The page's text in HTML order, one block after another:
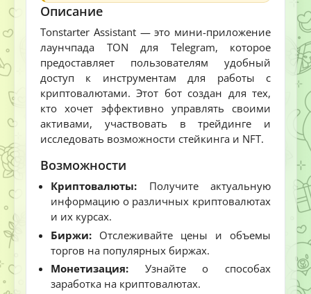
Описание
Tonstarter Assistant — это мини-приложение
лаунчпада TON для Telegram, которое
предоставляет пользователям удобный
доступ к инструментам для работы с
криптовалютами. Этот бот создан для тех,
кто хочет эффективно управлять своими
активами, участвовать в трейдинге и
исследовать возможности стейкинга и NFT.
Возможности
Криптовалюты: Получите актуальную
информацию о различных криптовалютах
и их курсах.
Биржи: Отслеживайте цены и объемы
торгов на популярных биржах.
Монетизация: Узнайте о способах
заработка на криптовалютах.